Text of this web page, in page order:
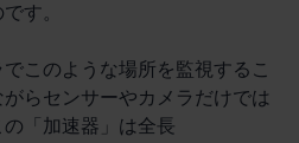
す。
このような場所を監視するこ
らセンサーやカメラだけでは
「加速器」は全長